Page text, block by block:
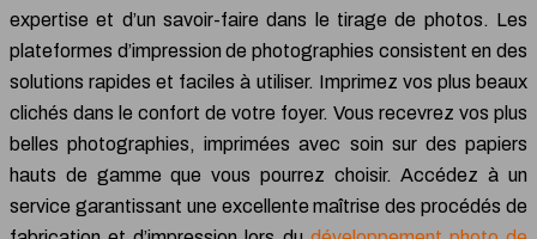
expertise et d’un savoir-faire dans le tirage de photos. Les
plateformes d’impression de photographies consistent en des
solutions rapides et faciles à utiliser. Imprimez vos plus beaux
clichés dans le confort de votre foyer. Vous recevrez vos plus
belles photographies, imprimées avec soin sur des papiers
hauts de gamme que vous pourrez choisir. Accédez à un
service garantissant une excellente maîtrise des procédés de